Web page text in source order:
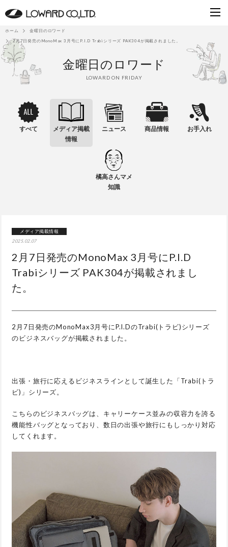
ホーム
金曜日のロワード
2月7日発売のMonoMax 3月号にP.I.D Trabiシリーズ PAK304が掲載されました。
金曜日のロワード
LOWARD ON FRIDAY
すべて
メディア掲載
情報
ニュース 商品情報 お手入れ
橘高さんマメ
知識
メディア掲載情報
2025.02.07
2月7日発売のMonoMax 3月号にP.I.D
Trabiシリーズ PAK304が掲載されまし
た。
2月7日発売のMonoMax3月号にP.I.DのTrabi(トラビ)シリーズ
のビジネスバッグが掲載されました。
出張・旅行に応えるビジネスラインとして誕生した「Trabi(トラ
ビ)」シリーズ。
こちらのビジネスバッグは、キャリーケース並みの収容力を誇る
機能性バッグとなっており、数日の出張や旅行にもしっかり対応
してくれます。